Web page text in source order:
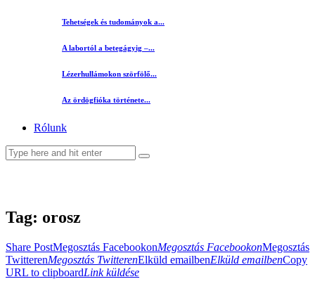
Tehetségek és tudományok a...
A labortól a betegágyig –...
Lézerhullámokon szörfölő...
Az ördögfióka története...
Rólunk
Tag: orosz
Share PostMegosztás FacebookonMegosztás FacebookonMegosztás
TwitterenMegosztás TwitterenElküld emailbenElküld emailbenCopy
URL to clipboardLink küldése